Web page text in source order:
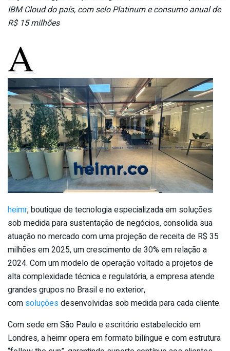
IBM Cloud do país, com selo Platinum e consumo anual de
R$ 15 milhões
A
heimr, boutique de tecnologia especializada em soluções
sob medida para sustentação de negócios, consolida sua
atuação no mercado com uma projeção de receita de R$ 35
milhões em 2025, um crescimento de 30% em relação a
2024. Com um modelo de operação voltado a projetos de
alta complexidade técnica e regulatória, a empresa atende
grandes grupos no Brasil e no exterior,
com soluções desenvolvidas sob medida para cada cliente.
Com sede em São Paulo e escritório estabelecido em
Londres, a heimr opera em formato bilíngue e com estrutura